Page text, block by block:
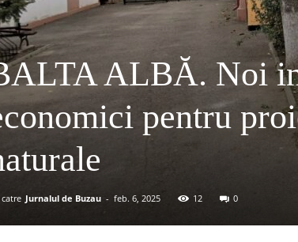
ALBĂ. Noi
pentru
catre Jurnalul de Buzau - feb. 6, 2025 12 0